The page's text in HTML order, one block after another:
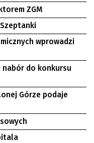
ZGM
wprowadzi
nabór do konkursu
Górze podaje